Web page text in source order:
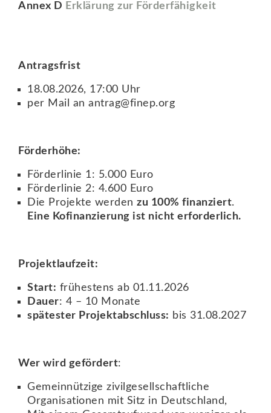
Annex D Erklärung zur Förderfähigkeit
Antragsfrist
18.08.2026, 17:00 Uhr
per Mail an antrag@finep.org
Förderhöhe:
Förderlinie 1: 5.000 Euro
Förderlinie 2: 4.600 Euro
Die Projekte werden zu 100% finanziert.
Eine Kofinanzierung ist nicht erforderlich.
Projektlaufzeit:
Start: frühestens ab 01.11.2026
Dauer: 4 – 10 Monate
spätester Projektabschluss: bis 31.08.2027
Wer wird gefördert:
Gemeinnützige zivilgesellschaftliche
Organisationen mit Sitz in Deutschland,